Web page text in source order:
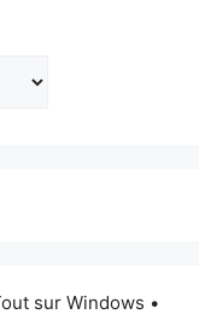
sur Windows •